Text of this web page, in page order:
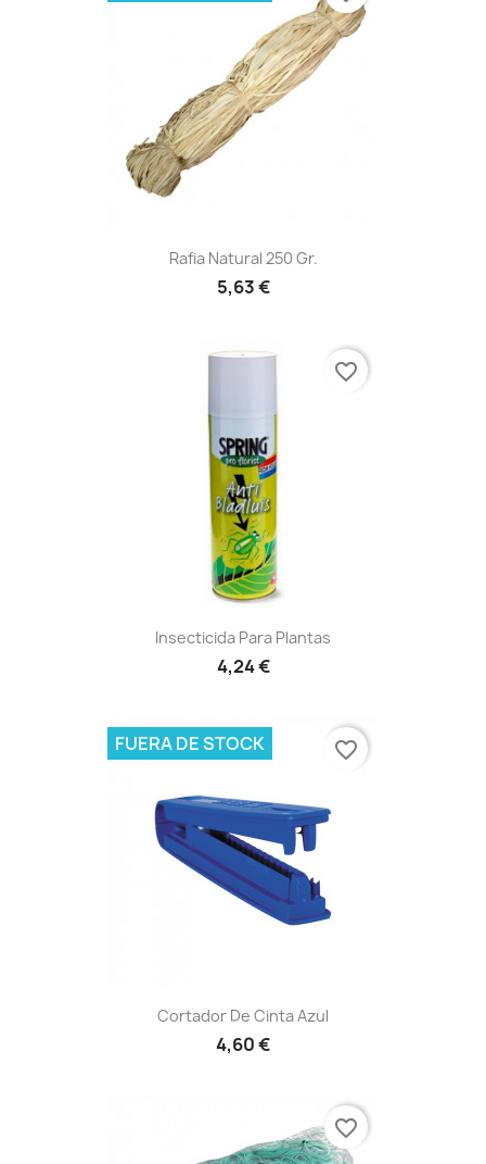
Rafia Natural 250 Gr.
5,63 €
Insecticida Para Plantas
4,24 €
favorite_border
Cortador De Cinta Azul
4,60 €
FUERA DE STOCK favorite_border
favorite_border